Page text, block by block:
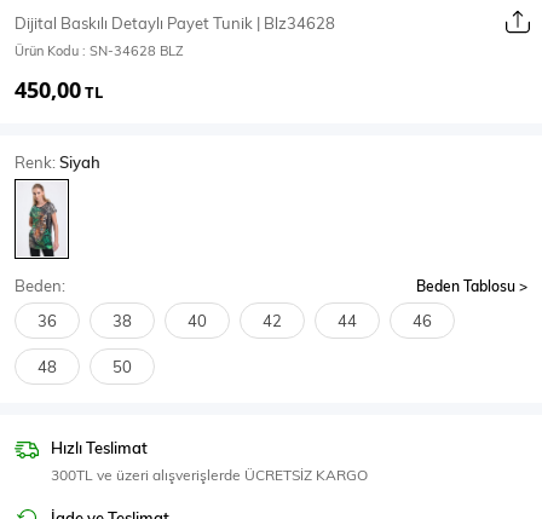
T-Shirt
Body
SPOR GİYİM
Eşofman Üstü
Dijital Baskılı Detaylı Payet Tunik | Blz34628
Ürün Kodu : SN-34628 BLZ
450,00TL
Renk:Siyah
Beden: Beden Tablosu
36 38 40 42 44 46
48 50
Hızlı Teslimat
300TL ve üzeri alışverişlerde ÜCRETSİZ KARGO